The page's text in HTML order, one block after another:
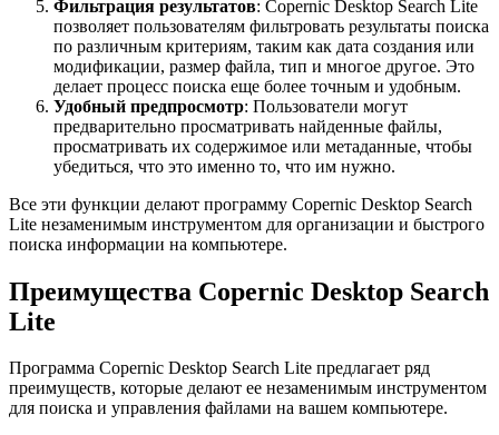
Фильтрация результатов: Copernic Desktop Search Lite
позволяет пользователям фильтровать результаты поиска
по различным критериям, таким как дата создания или
модификации, размер файла, тип и многое другое. Это
делает процесс поиска еще более точным и удобным.
Удобный предпросмотр: Пользователи могут
предварительно просматривать найденные файлы,
просматривать их содержимое или метаданные, чтобы
убедиться, что это именно то, что им нужно.
Все эти функции делают программу Copernic Desktop Search
Lite незаменимым инструментом для организации и быстрого
поиска информации на компьютере.
Преимущества Copernic Desktop Search
Lite
Программа Copernic Desktop Search Lite предлагает ряд
преимуществ, которые делают ее незаменимым инструментом
для поиска и управления файлами на вашем компьютере.